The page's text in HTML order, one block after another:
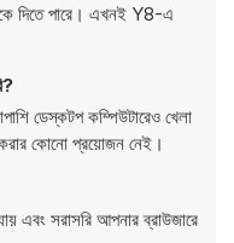
দিতে পারে। এখনই Y8-এ
ডেস্কটপ কম্পিউটারেও খেলা
করার কোনো প্রয়োজন নেই।
এবং সরাসরি আপনার ব্রাউজারে